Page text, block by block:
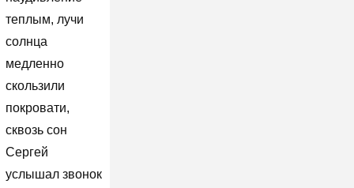
теплым, лучи
солнца
медленно
скользили
покровати,
сквозь сон
Сергей
услышал звонок